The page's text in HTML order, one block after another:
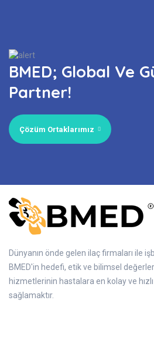
BMED; Global Ve
Partner!
Çözüm Ortaklarımız
Dünyanın önde gelen ilaç firmaları ile
BMED'in hedefi, etik ve bilimsel
hizmetlerinin hastalara en kolay ve
sağlamaktır.